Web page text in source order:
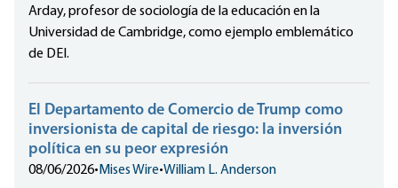
Arday, profesor de sociología de la educación en la
Universidad de Cambridge, como ejemplo emblemático
de DEI.
El Departamento de Comercio de Trump como
inversionista de capital de riesgo: la inversión
política en su peor expresión
08/06/2026• Mises Wire•William L. Anderson